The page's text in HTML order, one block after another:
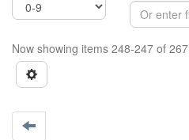
Now showing items 248-247 of 267